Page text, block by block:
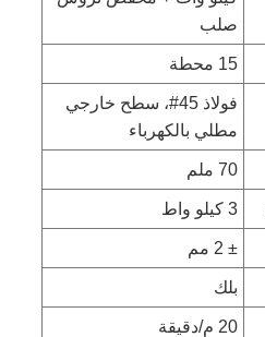
صلب
15 محطة
فولاذ 45#، سطح خارجي
مطلي بالكهرباء
70 ملم
3 كيلو واط
± 2 مم
بلك
20 م/دقيقة